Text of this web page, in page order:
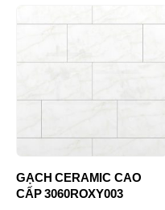
GẠCH CERAMIC CAO
CẤP 3060ROXY003